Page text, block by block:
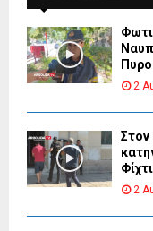
2
Στον
2